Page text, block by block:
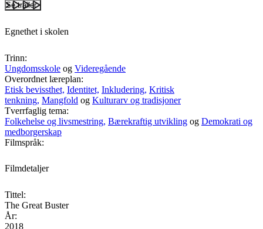
Se trailer
Egnethet i skolen
Trinn:
Ungdomsskole og Videregående
Overordnet læreplan:
Etisk bevissthet, Identitet, Inkludering, Kritisk
tenkning, Mangfold og Kulturarv og tradisjoner
Tverrfaglig tema:
Folkehelse og livsmestring, Bærekraftig utvikling og Demokrati og
medborgerskap
Filmspråk:
Filmdetaljer
Tittel:
The Great Buster
År:
2018